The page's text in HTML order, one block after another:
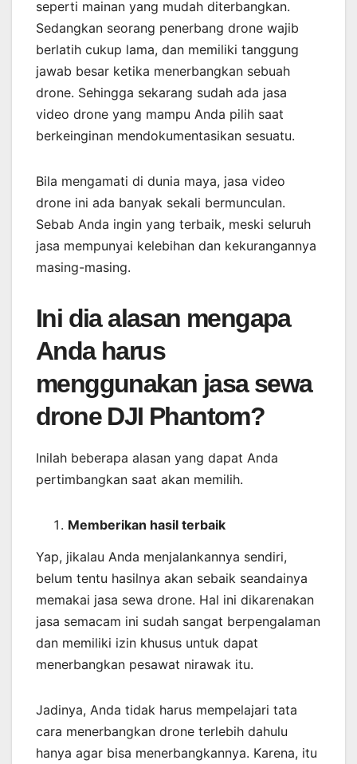
seperti mainan yang mudah diterbangkan.
Sedangkan seorang penerbang drone wajib
berlatih cukup lama, dan memiliki tanggung
jawab besar ketika menerbangkan sebuah
drone. Sehingga sekarang sudah ada jasa
video drone yang mampu Anda pilih saat
berkeinginan mendokumentasikan sesuatu.
Bila mengamati di dunia maya, jasa video
drone ini ada banyak sekali bermunculan.
Sebab Anda ingin yang terbaik, meski seluruh
jasa mempunyai kelebihan dan kekurangannya
masing-masing.
Ini dia alasan mengapa
Anda harus
menggunakan jasa sewa
drone DJI Phantom?
Inilah beberapa alasan yang dapat Anda
pertimbangkan saat akan memilih.
Memberikan hasil terbaik
Yap, jikalau Anda menjalankannya sendiri,
belum tentu hasilnya akan sebaik seandainya
memakai jasa sewa drone. Hal ini dikarenakan
jasa semacam ini sudah sangat berpengalaman
dan memiliki izin khusus untuk dapat
menerbangkan pesawat nirawak itu.
Jadinya, Anda tidak harus mempelajari tata
cara menerbangkan drone terlebih dahulu
hanya agar bisa menerbangkannya. Karena, itu